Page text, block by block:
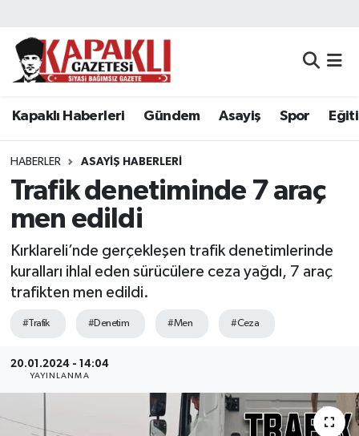
Kapaklı Haberleri Gündem Asayiş Spor
HABERLER ASAYIŞ HABERLERI
Trafik denetiminde 7 araç
men edildi
Kırklareli’nde gerçekleşen trafik denetimlerinde
kuralları ihlal eden sürücülere ceza yağdı, 7 araç
trafikten men edildi.
#Trafik #Denetim #Men #Ceza
20.01.2024 - 14:04
YAYINLANMA
Kapaklı Haberleri
Asayiş
Spor
Eğitim
Siyaset
Sağlık
Tekirdağ Nöbetçi Eczaneler
Tekirdağ Namaz Vakitleri
Tekirdağ Trafik Yoğunluk Haritası
Süper Lig Puan Durumu ve Fikstür
Tüm Manşetler